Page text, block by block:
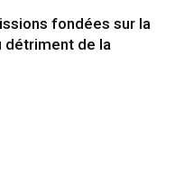
fondées sur la
détriment de la